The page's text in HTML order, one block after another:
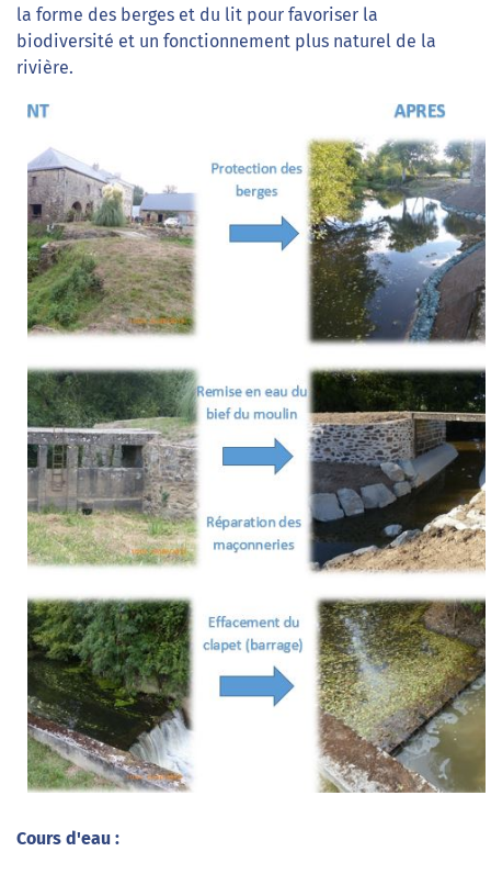
la forme des berges et du lit pour favoriser la
biodiversité et un fonctionnement plus naturel de la
rivière.
Cours d'eau :